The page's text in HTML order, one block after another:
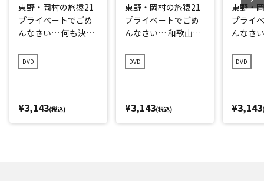
東野・岡村の旅猿21
プライベートでごめ
んなさい… 何も決め
ミアム完全版
DVD
¥3,143(税込)
東野・岡村の旅猿21
プライベートでごめ
んなさい… 和歌山県
ョーへの旅 プレミア
ム完全版
DVD
¥3,143(税込)
東野・
プライ
んなさ
編 プレ
DVD
¥3,143